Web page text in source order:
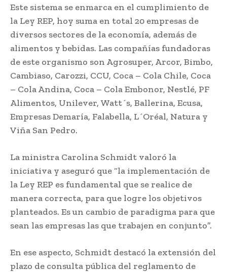
Este sistema se enmarca en el cumplimiento de
la Ley REP, hoy suma en total 20 empresas de
diversos sectores de la economía, además de
alimentos y bebidas. Las compañías fundadoras
de este organismo son Agrosuper, Arcor, Bimbo,
Cambiaso, Carozzi, CCU, Coca – Cola Chile, Coca
– Cola Andina, Coca – Cola Embonor, Nestlé, PF
Alimentos, Unilever, Watt´s, Ballerina, Ecusa,
Empresas Demaría, Falabella, L´Oréal, Natura y
Viña San Pedro.
La ministra Carolina Schmidt valoró la
iniciativa y aseguró que “la implementación de
la Ley REP es fundamental que se realice de
manera correcta, para que logre los objetivos
planteados. Es un cambio de paradigma para que
sean las empresas las que trabajen en conjunto”.
En ese aspecto, Schmidt destacó la extensión del
plazo de consulta pública del reglamento de